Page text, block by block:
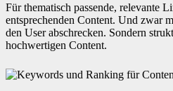
Für thematisch passende, relevante
entsprechenden Content. Und zwar
den User abschrecken. Sondern
hochwertigen Content.